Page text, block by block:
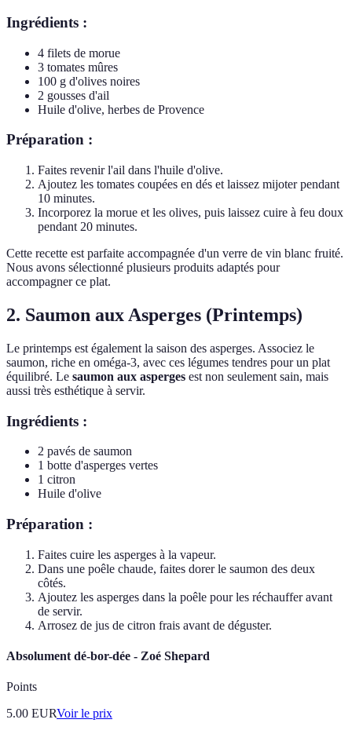
Ingrédients :
4 filets de morue
3 tomates mûres
100 g d'olives noires
2 gousses d'ail
Huile d'olive, herbes de Provence
Préparation :
Faites revenir l'ail dans l'huile d'olive.
Ajoutez les tomates coupées en dés et laissez mijoter pendant
10 minutes.
Incorporez la morue et les olives, puis laissez cuire à feu doux
pendant 20 minutes.
Cette recette est parfaite accompagnée d'un verre de vin blanc fruité.
Nous avons sélectionné plusieurs produits adaptés pour
accompagner ce plat.
2. Saumon aux Asperges (Printemps)
Le printemps est également la saison des asperges. Associez le
saumon, riche en oméga-3, avec ces légumes tendres pour un plat
équilibré. Le saumon aux asperges est non seulement sain, mais
aussi très esthétique à servir.
Ingrédients :
2 pavés de saumon
1 botte d'asperges vertes
1 citron
Huile d'olive
Préparation :
Faites cuire les asperges à la vapeur.
Dans une poêle chaude, faites dorer le saumon des deux
côtés.
Ajoutez les asperges dans la poêle pour les réchauffer avant
de servir.
Arrosez de jus de citron frais avant de déguster.
Absolument dé-bor-dée - Zoé Shepard
Points
5.00 EURVoir le prix